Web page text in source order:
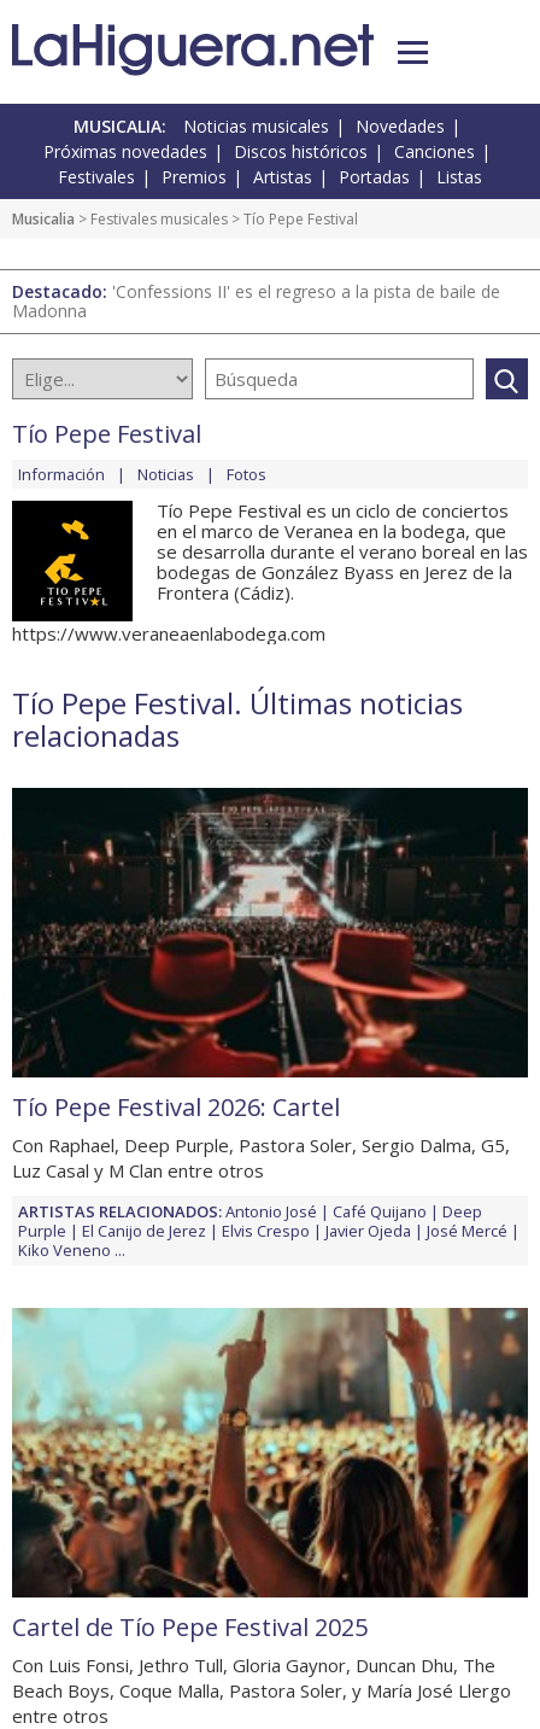
MUSICALIA: Noticias musicales
Novedades
Próximas novedades
Discos históricos
Canciones
Festivales
Premios Artistas Portadas Listas
Musicalia > Festivales musicales > Tío Pepe Festival
Destacado: 'Confessions II' es el regreso a la pista de baile de
Madonna
Tío Pepe Festival
Información Noticias Fotos
Tío Pepe Festival es un ciclo de conciertos
en el marco de Veranea en la bodega, que
se desarrolla durante el verano boreal en las
bodegas de González Byass en Jerez de la
Frontera (Cádiz).
https://www.veraneaenlabodega.com
Tío Pepe Festival. Últimas noticias
relacionadas
Tío Pepe Festival 2026: Cartel
Con Raphael, Deep Purple, Pastora Soler, Sergio Dalma, G5,
Luz Casal y M Clan entre otros
ARTISTAS RELACIONADOS:Antonio José Café Quijano
Deep
Purple
El Canijo de Jerez Elvis Crespo Javier Ojeda
José Mercé
Kiko Veneno ...
Cartel de Tío Pepe Festival 2025
Con Luis Fonsi, Jethro Tull, Gloria Gaynor, Duncan Dhu, The
Beach Boys, Coque Malla, Pastora Soler, y María José Llergo
entre otros